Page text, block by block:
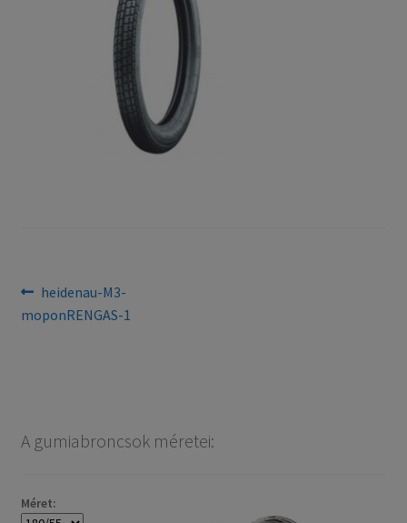
Bejegyzés
navigáció
Previous
post:
heidenau-M3-
moponRENGAS-1
A gumiabroncsok méretei:
Méret: